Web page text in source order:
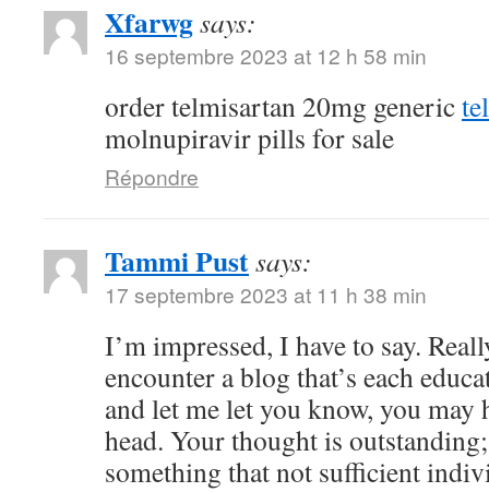
Xfarwgsays:
16 septembre 2023 at 12 h 58 min
order telmisartan 20mg generic
molnupiravir pills for sale
Répondre
Tammi Pustsays:
17 septembre 2023 at 11 h 38 min
I’m impressed, I have to say.
encounter a blog that’s each
and let me let you know, you may
head. Your thought is
something that not sufficient